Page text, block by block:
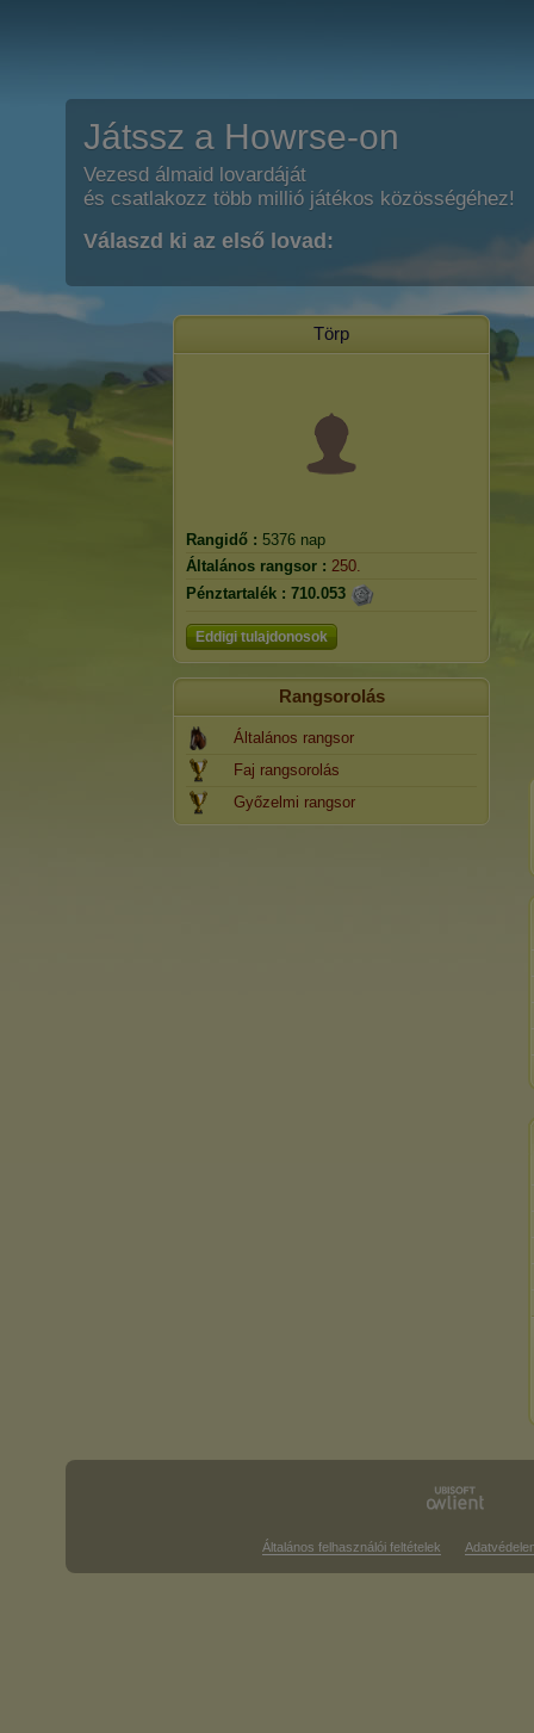
Játssz a Howrse-on
Vezesd álmaid lovardáját
és csatlakozz több millió játékos közösségéhez!
Válaszd ki az első lovad:
Törp
Rangidő : 5376 nap
Általános rangsor : 250.
Pénztartalék : 710.053
Eddigi tulajdonosok
Rangsorolás
Általános rangsor
Faj rangsorolás
Győzelmi rangsor
Általános felhasználói feltételek